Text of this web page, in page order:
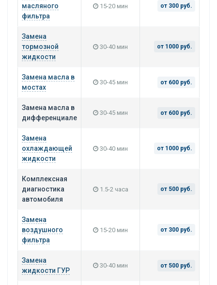
масляного
фильтра
15-20 мин от 300 руб.
Замена
тормозной
жидкости
30-40 мин от 1000 руб.
Замена масла в
мостах
30-45 мин от 600 руб.
Замена масла в
дифференциале
30-45 мин от 600 руб.
Замена
охлаждающей
жидкости
30-40 мин от 1000 руб.
Комплексная
диагностика
автомобиля
1.5-2 часа от 500 руб.
Замена
воздушного
фильтра
15-20 мин от 300 руб.
Замена
жидкости ГУР
30-40 мин от 500 руб.